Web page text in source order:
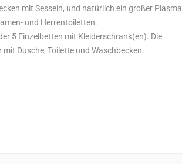
mit Sesseln, und natürlich ein großer Plasma
und Herrentoiletten.
5 Einzelbetten mit Kleiderschrank(en). Die
Dusche, Toilette und Waschbecken.